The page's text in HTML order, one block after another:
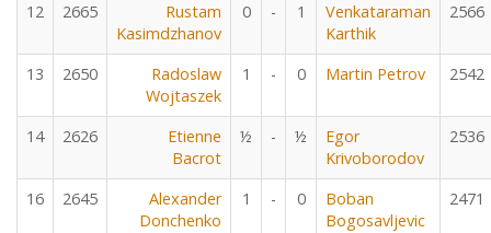
12 2665
Rustam
Kasimdzhanov
0 - 1
Venkataraman
Karthik
2566
13 2650
Radoslaw
Wojtaszek
1 - 0 Martin Petrov 2542
14 2626
Etienne
Bacrot
½ - ½
Egor
Krivoborodov
2536
16 2645
Alexander
Donchenko
1 - 0
Boban
Bogosavljevic
2471